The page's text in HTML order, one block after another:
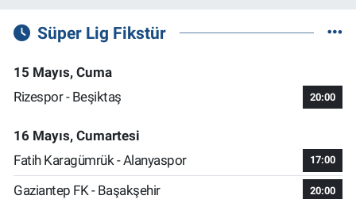
Süper Lig Fikstür
15 Mayıs, Cuma
Rizespor - Beşiktaş
20:00
16 Mayıs, Cumartesi
Fatih Karagümrük - Alanyaspor
17:00
Gaziantep FK - Başakşehir 20:00